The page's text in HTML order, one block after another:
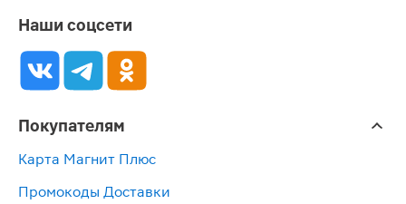
Наши соцсети
Покупателям
Карта Магнит Плюс
Промокоды Доставки